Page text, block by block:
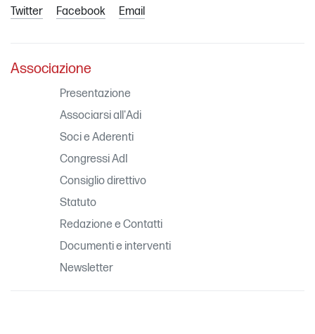
Twitter Facebook Email
Associazione
Presentazione
Associarsi all'Adi
Soci e Aderenti
Congressi AdI
Consiglio direttivo
Statuto
Redazione e Contatti
Documenti e interventi
Newsletter